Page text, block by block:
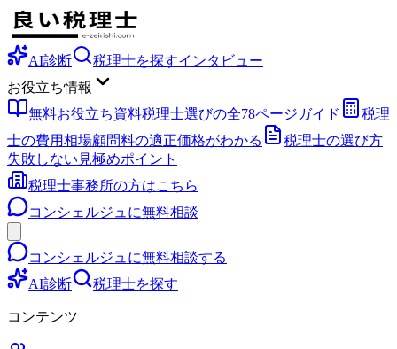
AI診断 税理士を探すインタビュー
お役立ち情報
無料お役立ち資料税理士選びの全78ページガイド
税理
士の費用相場顧問料の適正価格がわかる
税理士の選び方
失敗しない見極めポイント
税理士事務所の方はこちら
コンシェルジュに無料相談
コンシェルジュに無料相談する
AI診断
税理士を探す
コンテンツ